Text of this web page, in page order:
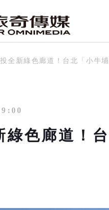
全新綠色廊道！台北「小牛
綠色廊道！